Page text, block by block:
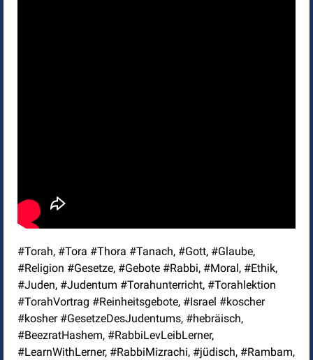
#Torah, #Tora #Thora #Tanach, #Gott, #Glaube,
#Religion #Gesetze, #Gebote #Rabbi, #Moral, #Ethik,
#Juden, #Judentum #Torahunterricht, #Torahlektion
#TorahVortrag #Reinheitsgebote, #Israel #koscher
#kosher #GesetzeDesJudentums, #hebräisch,
#BeezratHashem, #RabbiLevLeibLerner,
#LearnWithLerner, #RabbiMizrachi, #jüdisch, #Rambam,